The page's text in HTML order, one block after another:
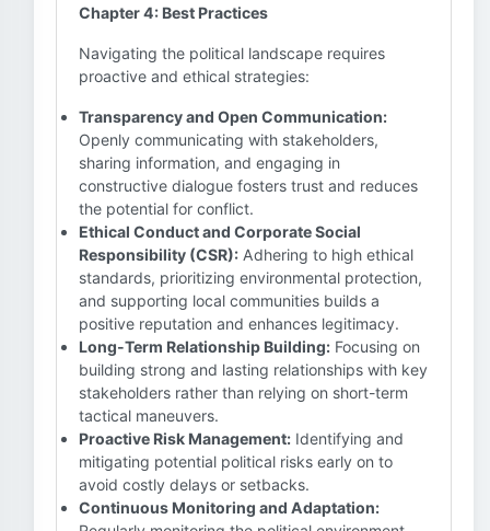
Chapter 4: Best Practices
Navigating the political landscape requires
proactive and ethical strategies:
Transparency and Open Communication:
Openly communicating with stakeholders,
sharing information, and engaging in
constructive dialogue fosters trust and reduces
the potential for conflict.
Ethical Conduct and Corporate Social
Responsibility (CSR): Adhering to high ethical
standards, prioritizing environmental protection,
and supporting local communities builds a
positive reputation and enhances legitimacy.
Long-Term Relationship Building: Focusing on
building strong and lasting relationships with key
stakeholders rather than relying on short-term
tactical maneuvers.
Proactive Risk Management: Identifying and
mitigating potential political risks early on to
avoid costly delays or setbacks.
Continuous Monitoring and Adaptation: